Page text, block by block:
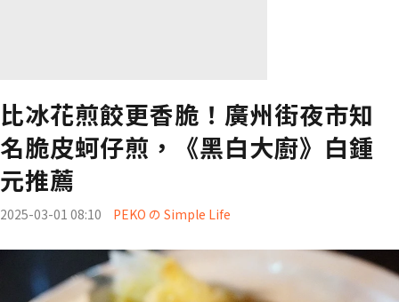
比冰花煎餃更香脆！廣州街夜市知
名脆皮蚵仔煎，《黑白大廚》白鍾
元推薦
2025-03-01 08:10 PEKO の Simple Life